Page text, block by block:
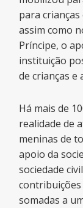
para
assim como
Príncipe, o
instituição
de crianças e
Há mais de
realidade de
meninas de
apoio da
sociedade
contribuições
somadas a